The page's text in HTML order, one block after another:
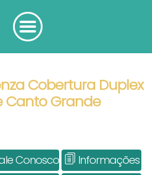
Cobertura Duplex
Canto Grande
Conosco
Informações